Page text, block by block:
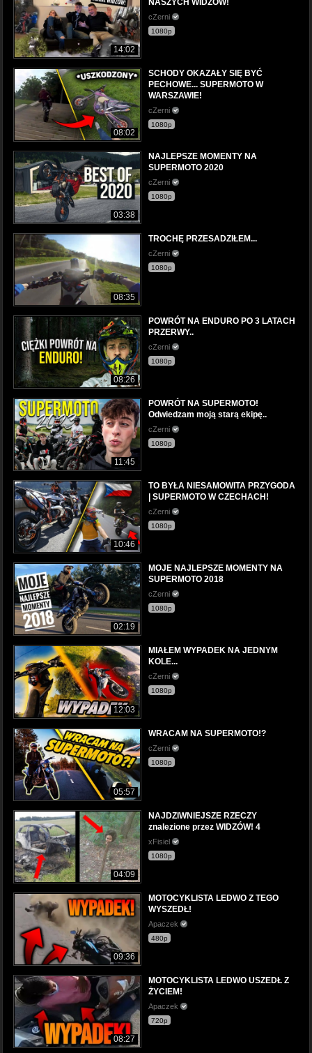
14:02
NASZYCH WIDZÓW!
cZerni
1080p
08:02
SCHODY OKAZAŁY SIĘ BYĆ
PECHOWE... SUPERMOTO W
WARSZAWIE!
cZerni
1080p
03:38
NAJLEPSZE MOMENTY NA
SUPERMOTO 2020
cZerni
1080p
08:35
TROCHĘ PRZESADZIŁEM...
cZerni
1080p
08:26
POWRÓT NA ENDURO PO 3 LATACH
PRZERWY..
cZerni
1080p
11:45
POWRÓT NA SUPERMOTO!
Odwiedzam moją starą ekipę..
cZerni
1080p
10:46
TO BYŁA NIESAMOWITA PRZYGODA
| SUPERMOTO W CZECHACH!
cZerni
1080p
02:19
MOJE NAJLEPSZE MOMENTY NA
SUPERMOTO 2018
cZerni
1080p
12:03
MIAŁEM WYPADEK NA JEDNYM
KOLE...
cZerni
1080p
05:57
WRACAM NA SUPERMOTO!?
cZerni
1080p
04:09
NAJDZIWNIEJSZE RZECZY
znalezione przez WIDZÓW! 4
xFisiel
1080p
09:36
MOTOCYKLISTA LEDWO Z TEGO
WYSZEDŁ!
Apaczek
480p
08:27
MOTOCYKLISTA LEDWO USZEDŁ Z
ŻYCIEM!
Apaczek
720p